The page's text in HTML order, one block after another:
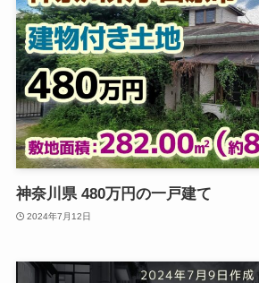
神奈川県 480万円の一戸建て
2024年7月12日